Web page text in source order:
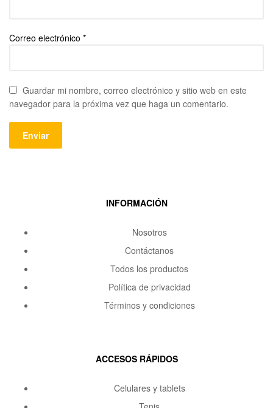
Correo electrónico *
Guardar mi nombre, correo electrónico y sitio web en este
navegador para la próxima vez que haga un comentario.
INFORMACIÓN
Nosotros
Contáctanos
Todos los productos
Política de privacidad
Términos y condiciones
ACCESOS RÁPIDOS
Celulares y tablets